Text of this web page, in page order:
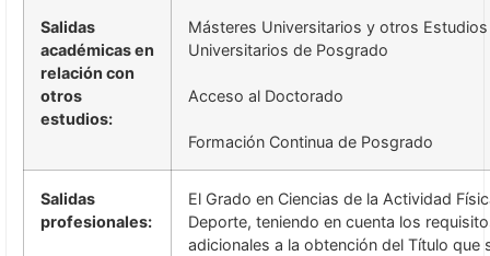
Salidas
académicas en
relación con
otros
estudios:
Másteres Universitarios y otros Estudios
Universitarios de Posgrado
Acceso al Doctorado
Formación Continua de Posgrado
Salidas
profesionales:
El Grado en Ciencias de la Actividad
Deporte, teniendo en cuenta los
adicionales a la obtención del Título que